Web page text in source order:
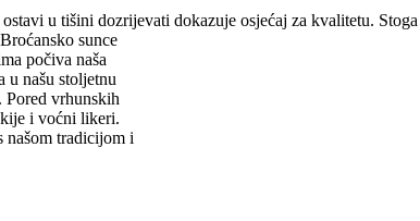
u tišini dozrijevati dokazuje osjećaj za kvalitetu.
sunce
počiva naša
u našu stoljetnu
vrhunskih
i voćni likeri.
našom tradicijom i